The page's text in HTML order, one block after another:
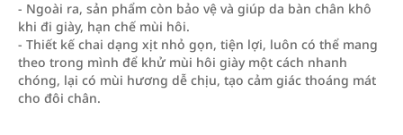
- Ngoài ra, sản phẩm còn bảo vệ và giúp da bàn chân khô
khi đi giày, hạn chế mùi hôi.
- Thiết kế chai dạng xịt nhỏ gọn, tiện lợi, luôn có thể mang
theo trong mình để khử mùi hôi giày một cách nhanh
chóng, lại có mùi hương dễ chịu, tạo cảm giác thoáng mát
cho đôi chân.